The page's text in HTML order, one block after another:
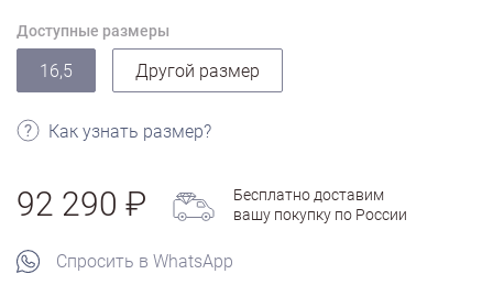
Доступные размеры
16,5 Другой размер
Как узнать размер?
92 290
Бесплатно доставим
вашу покупку по России
Спросить в WhatsApp